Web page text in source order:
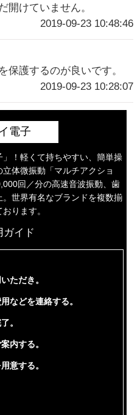
開けていません。
2019-09-23 10:48:46
保護するのが良いです。
2019-09-23 10:28:07
電子
！軽くて持ちやすい、簡単操
体微振動「マルチアクショ
回／分の高速音波振動、歯
世界有名なブランドを複数揃
ります。
ガイド
ただき。
などを連絡する。
。
内する。
意する。